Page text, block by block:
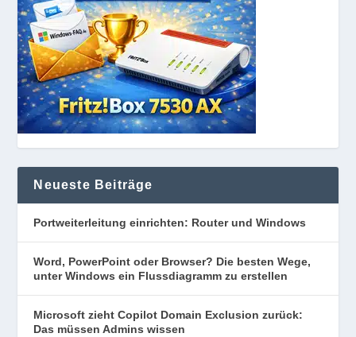
Neueste Beiträge
Portweiterleitung einrichten: Router und Windows
Word, PowerPoint oder Browser? Die besten Wege,
unter Windows ein Flussdiagramm zu erstellen
Microsoft zieht Copilot Domain Exclusion zurück:
Das müssen Admins wissen